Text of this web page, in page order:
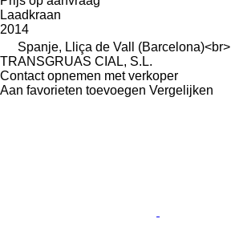
Laadkraan
2014
Spanje, Lliça de Vall (Barcelona)<br>
TRANSGRUAS CIAL, S.L.
Contact opnemen met verkoper
Aan favorieten toevoegen Vergelijken